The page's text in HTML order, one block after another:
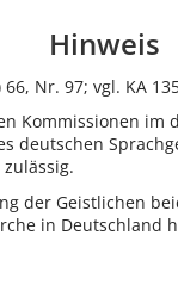
Hinweis
66, Nr. 97; vgl. KA
Kommissionen
der Geistlichen
in Deutschland